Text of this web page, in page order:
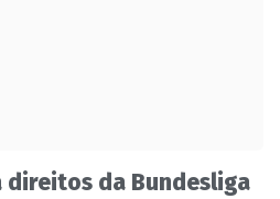
direitos da Bundesliga